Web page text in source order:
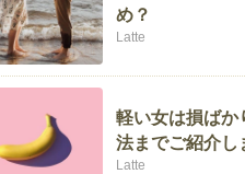
め？
Latte
軽い女は損ばか
法までご紹介し
Latte